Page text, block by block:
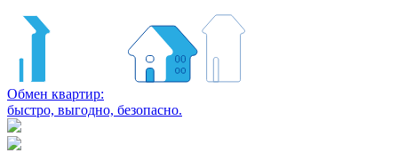
Обмен квартир:
быстро, выгодно, безопасно.